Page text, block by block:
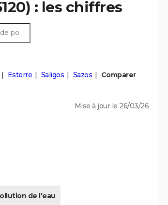
: les chiffres
Esterre Saligos Sazos
Comparer
Mise à jour le 26/03/26
de l'eau